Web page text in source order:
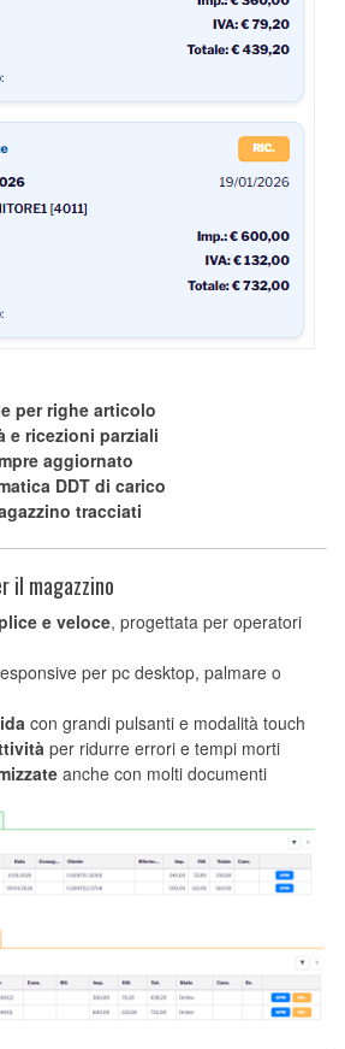
per righe articolo
e ricezioni parziali
aggiornato
DDT di carico
tracciati
il magazzino
e veloce, progettata per operatori
per pc desktop, palmare o
con grandi pulsanti e modalità touch
per ridurre errori e tempi morti
anche con molti documenti